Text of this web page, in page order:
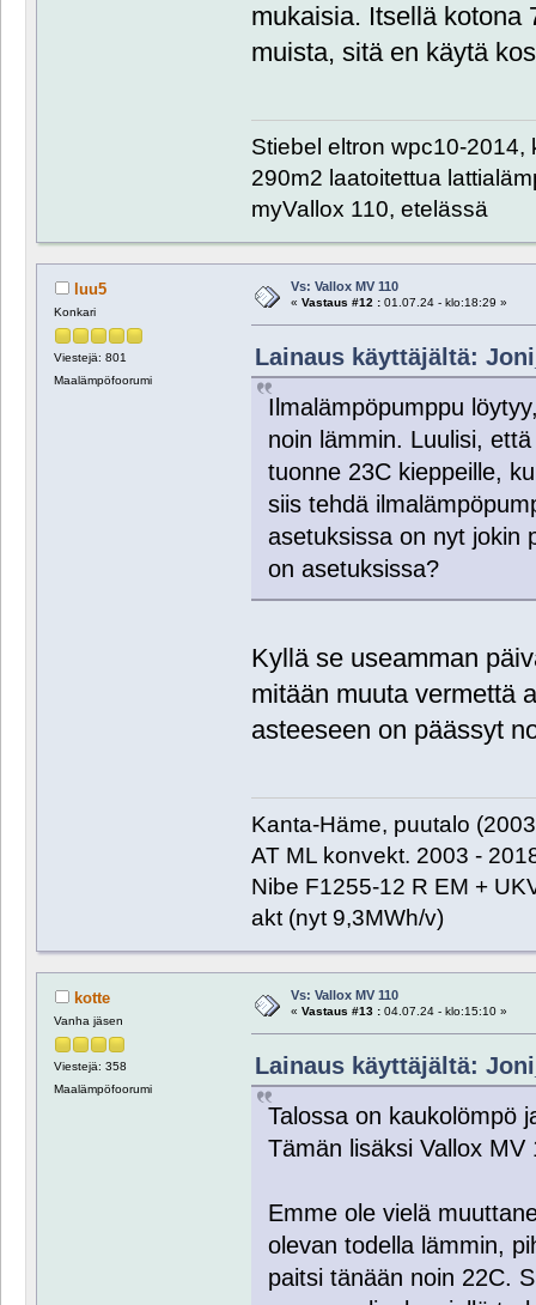
mukaisia. Itsellä kotona
muista, sitä en käytä
Stiebel eltron wpc10-
290m2 laatoitettua
myVallox 110, etelässä
luu5
Konkari
Viestejä: 801
Maalämpöfoorumi
Vs: Vallox MV 110
« Vastaus #12 :01.07.24 - klo:18:29 »
Lainaus käyttäjältä:
Ilmalämpöpumppu
noin lämmin. Luulisi,
tuonne 23C kieppeille,
siis tehdä
asetuksissa on nyt jokin
on asetuksissa?
Kyllä se useamman
mitään muuta vermettä
asteeseen on päässyt
Kanta-Häme, puutalo
AT ML konvekt. 2003 -
Nibe F1255-12 R EM +
akt (nyt 9,3MWh/v)
kotte
Vanha jäsen
Viestejä: 358
Maalämpöfoorumi
Vs: Vallox MV 110
« Vastaus #13 :04.07.24 - klo:15:10 »
Lainaus käyttäjältä:
Talossa on kaukolömpö
Tämän lisäksi Vallox MV
Emme ole vielä
olevan todella lämmin,
paitsi tänään noin 22C.